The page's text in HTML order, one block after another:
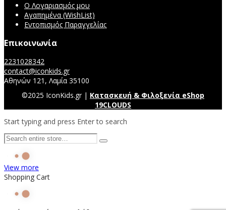
Ο Λογαριασμός μου
Αγαπημένα (WishList)
Εντοπισμός Παραγγελίας
Επικοινωνία
2231028342
contact@iconkids.gr
Αθηνών 121, Λαμία 35100
©2025 IconKids.gr | Κατασκευή & Φιλοξενία eShop
19CLOUDS
Start typing and press Enter to search
View more
Shopping Cart